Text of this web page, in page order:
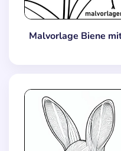
Malvorlage Biene